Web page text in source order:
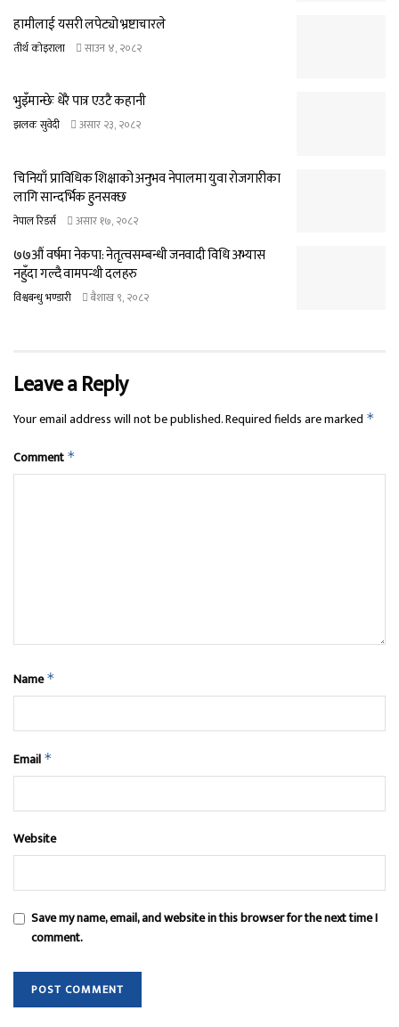
हामीलाई यसरी लपेट्यो भ्रष्टाचारले
तीर्थ कोइराला साउन ४, २०८२
भुइँमान्छेः धेरै पात्र एउटै कहानी
झलक सुवेदी असार २३, २०८२
चिनियाँ प्राविधिक शिक्षाको अनुभव नेपालमा युवा रोजगारीका
लागि सान्दर्भिक हुनसक्छ
नेपाल रिडर्स असार १७, २०८२
७७औं वर्षमा नेकपा: नेतृत्वसम्बन्धी जनवादी विधि अभ्यास
नहुँदा गल्दै वामपन्थी दलहरु
विश्वबन्धु भण्डारी बैशाख ९, २०८२
Leave a Reply
Your email address will not be published.Required fields are marked *
Comment *
Name*
Email *
Website
Save my name, email, and website in this browser for the next time I
comment.